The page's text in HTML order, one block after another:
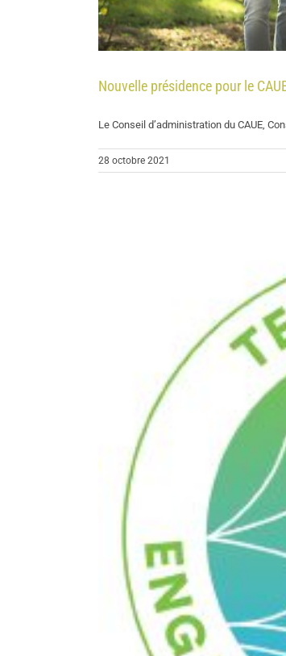
Nouvelle présidence pour le
Le Conseil d’administration du CAUE,
28 octobre 2021